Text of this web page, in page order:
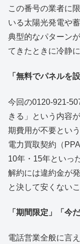
この番号の業者に
いる太陽光発電や
典型的なパターン
てきたときに冷静
「無料でパネルを
今回の0120-921-
きる」という内容
期費用が不要とい
電力買取契約（
10年・15年といっ
解約には違約金が
と決して安くない
「期間限定」「今
電話営業全般に言